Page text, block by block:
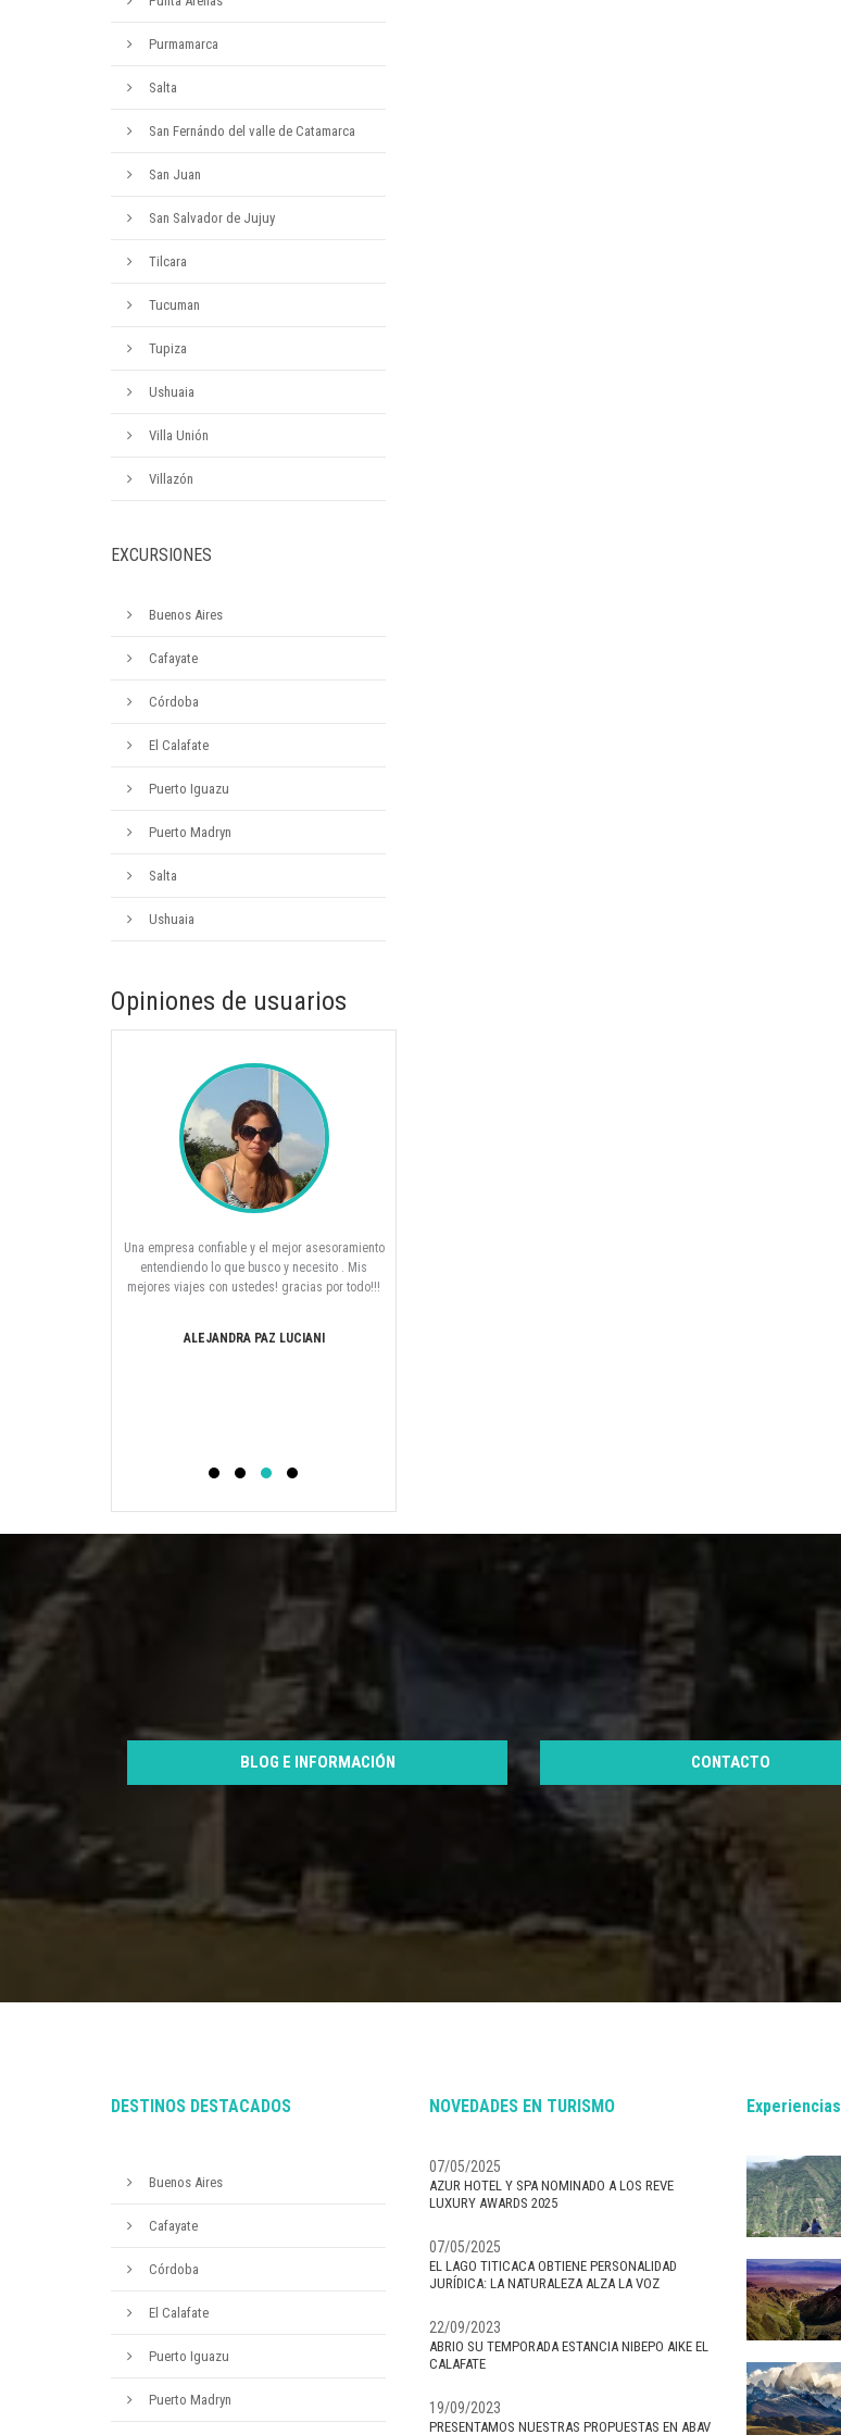
Purmamarca
Salta
San Fernándo del valle de Catamarca
San Juan
San Salvador de Jujuy
Tilcara
Tucuman
Tupiza
Ushuaia
Villa Unión
Villazón
EXCURSIONES
Buenos Aires
Cafayate
Córdoba
El Calafate
Puerto Iguazu
Puerto Madryn
Salta
Ushuaia
Opiniones de usuarios
confiable y el mejor asesoramiento
lo que busco y necesito . Mis
viajes con ustedes! gracias por todo!!!
Hola Laura... ya caminó a mi casita. Te
agradezco infinitamente todo lo que hiciste para
que concretamos EL VIAJE SOÑADO.. todo todo
clase ( fue increible)... mil gracias!!! Seguimos
BLOG E INFORMACIÓN CONTACTO
DESTINOS DESTACADOS
Buenos Aires
Cafayate
Córdoba
El Calafate
Puerto Iguazu
Puerto Madryn
NOVEDADES EN TURISMO
07/05/2025
AZUR HOTEL Y SPA NOMINADO A LOS REVE
LUXURY AWARDS 2025
07/05/2025
EL LAGO TITICACA OBTIENE PERSONALIDAD
JURÍDICA: LA NATURALEZA ALZA LA VOZ
22/09/2023
ABRIO SU TEMPORADA ESTANCIA NIBEPO AIKE EL
CALAFATE
19/09/2023
PRESENTAMOS NUESTRAS PROPUESTAS EN ABAV
Experiencias